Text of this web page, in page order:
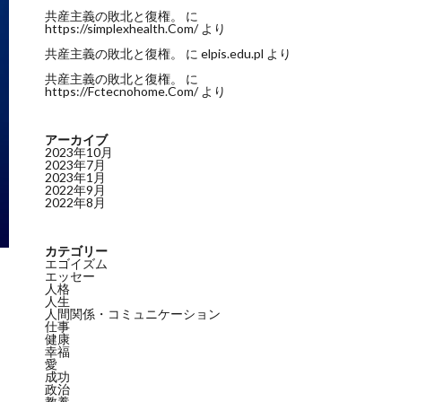
共産主義の敗北と復権。
に
https://simplexhealth.Com/より
共産主義の敗北と復権。
に elpis.edu.pl より
共産主義の敗北と復権。
に
https://Fctecnohome.Com/より
アーカイブ
2023年10月
2023年7月
2023年1月
2022年9月
2022年8月
カテゴリー
エゴイズム
エッセー
人格
人生
人間関係・コミュニケーション
仕事
健康
幸福
愛
成功
政治